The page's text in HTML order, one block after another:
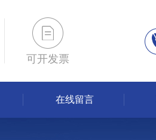
可开发票
在线留言